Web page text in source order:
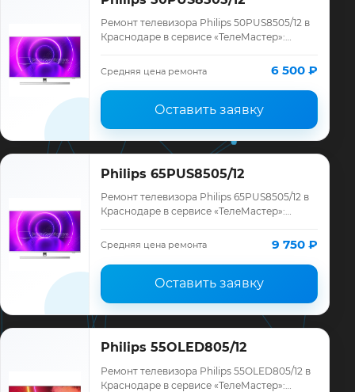
Ремонт телевизора Philips 50PUS8505/12 в
Краснодаре в сервисе «ТелеМастер»:
ремонта, запчасти и гарантия до 12
месяце…
Средняя цена ремонта 6 500 ₽
Оставить заявку
Philips 65PUS8505/12
Ремонт телевизора Philips 65PUS8505/12 в
Краснодаре в сервисе «ТелеМастер»:
ремонта, запчасти и гарантия до 12
Средняя цена ремонта 9 750 ₽
Оставить заявку
Philips 55OLED805/12
Ремонт телевизора Philips 55OLED805/12 в
Краснодаре в сервисе «ТелеМастер»: